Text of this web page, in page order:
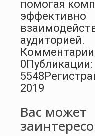
помогая
эффективно
аудиторией.
0Публикации:
5548
2019
Вас может